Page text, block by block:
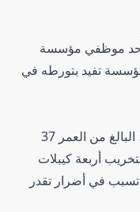
موظفي مؤسسة
تفيد بتورطه في
ووفقًا للمذكرة، فإن المدعو (ي.ب.ي.ع)، البالغ من العمر 37
أربعة كيبلات
في أضرار تقدر